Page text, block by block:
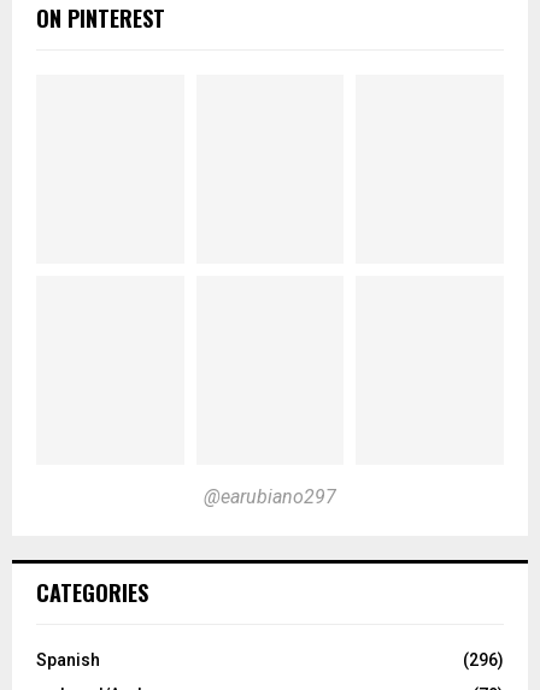
ON PINTEREST
@earubiano297
CATEGORIES
Spanish
(296)